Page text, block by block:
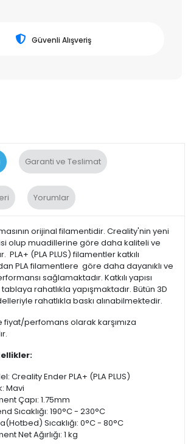
Güvenli Alışveriş
Garanti ve Teslimat
Yorumlar
orijinal filamentidir. Creality'nin yeni
olup muadillerine göre daha kaliteli ve
PLA+ (PLA PLUS) filamentler katkılı
PLA filamentlere göre daha dayanıklı ve
sağlamaktadır. Katkılı yapısı
rahatlıkla yapışmaktadır. Bütün 3D
rahatlıkla baskı alınabilmektedir.
fiyat/perfomans olarak karşımıza
Creality Ender PLA+ (PLA PLUS)
Mavi
Çapı: 1.75mm
Sıcaklığı: 190°C - 230°C
Sıcaklığı: 0°C - 80°C
Net Ağırlığı: 1 kg